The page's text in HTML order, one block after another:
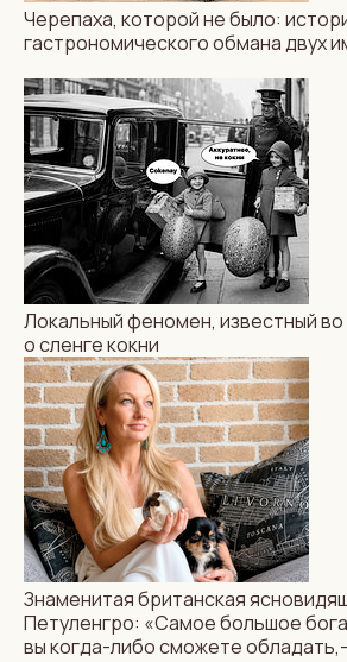
Черепаха, которой не было:
гастрономического обмана двух
Локальный феномен, известный
о сленге кокни
Знаменитая британская
Петуленгро: «Самое большое
вы когда-либо сможете